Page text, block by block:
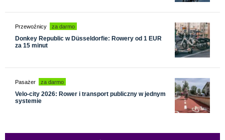
Przewoźnicy za darmo
Donkey Republic w Düsseldorfie: Rowery od 1 EUR
za 15 minut
Pasażer za darmo
Velo-city 2026: Rower i transport publiczny w jednym
systemie